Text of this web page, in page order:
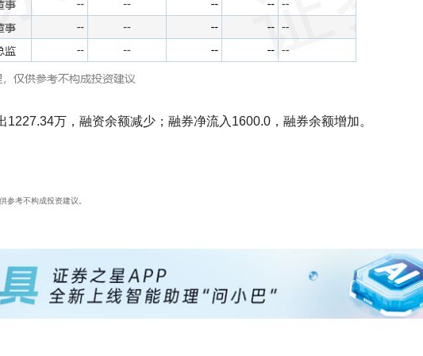
万，融资余额减少；融券净流入1600.0，融券余额增加。
参考不构成投资建议。